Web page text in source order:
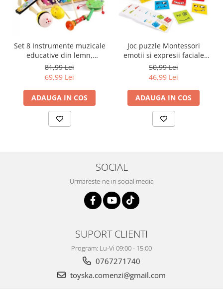
Set 8 Instrumente muzicale
educative din lemn,
multicolor
81,99 Lei
69,99 Lei
ADAUGA IN COS
Joc puzzle Montessori
emotii si expresii faciale
cuburi din lemn, multicolor
50,99 Lei
46,99 Lei
ADAUGA IN COS
SOCIAL
Urmareste-ne in social media
SUPORT CLIENTI
Program: Lu-Vi 09:00 - 15:00
0767271740
toyska.comenzi@gmail.com